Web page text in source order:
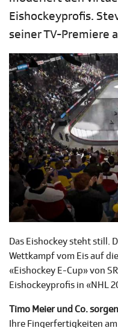
Eishockeyprofis.
seiner TV-Premiere
Das Eishockey steht still.
Wettkampf vom Eis auf
«Eishockey E-Cup» von
Eishockeyprofis in «NHL
Timo Meier und Co.
Ihre Fingerfertigkeiten